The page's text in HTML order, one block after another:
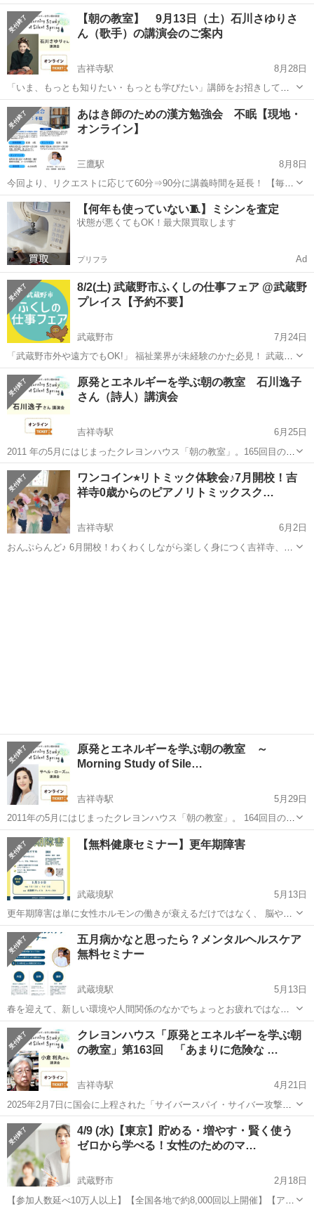
銀座 猫好き、文学・歴史ファン、比較文化に興味あり、聖地巡りマニ
ア、サブカル愛好家…みなさん集まって、楽しい時間を過ごしません
か。今回はいよいよ...
東京 武蔵野市 セミナー サブカル
【朝の教室】 9月13日（土）石川さゆりさ
ん（歌手）の講演会のご案内
吉祥寺駅
8月28日
「いま、もっとも知りたい・もっとも学びたい」講師をお招きしてお
送りする、朝の教室。 今回で167回目となります。わたしたちの暮ら
し、いのち・人生・人権に直につながるテーマを「自前」で考えるた
めの、ラジカルにしてデリケートな...
東京 武蔵野市 吉祥寺駅 セミナー 講演会
あはき師のための漢方勉強会 不眠【現地・
オンライン】
三鷹駅
8月8日
今回より、リクエストに応じて60分⇒90分に講義時間を延長！ 【毎月
開催】 あはき師の先生のための漢方勉強会 今回のテーマは不眠で
す。 【実践的な漢方の知識で、日々の臨床に即活用】 日々の施術に漢
方の視点を...
東京 武蔵野市 三鷹駅 セミナー オンライン
【何年も使っていない🧵】ミシンを査定
状態が悪くてもOK！最大限買取します
プリフラ Ad
8/2(土) 武蔵野市ふくしの仕事フェア @武蔵野
プレイス【予約不要】
武蔵野市
7月24日
「武蔵野市外や遠方でもOK!」 福祉業界が未経験のかた必見！ 武蔵野
市の福祉分野で働きたい人、または福祉の仕事に興味がある人のため
のイベントです。 介護・看護・リハビリ・保育などの福祉職や、ドラ
イバー、調理員などの仕事...
東京 武蔵野市 セミナー 会場
原発とエネルギーを学ぶ朝の教室 石川逸子
さん（詩人）講演会
吉祥寺駅
6月25日
2011 年の5月にはじまったクレヨンハウス「朝の教室」。165回目の
「朝の教室」の講師は、詩人の石川逸子さんです。 「遠くのできごと
に 人はうつくしく怒る」 （詩集『子どもと戦争』（新日本文学界出版
部）抄 「風」よ...
東京 武蔵野市 吉祥寺駅 セミナー 会場
ワンコイン⭐︎リトミック体験会♪7月開校！吉
祥寺0歳からのピアノリトミックスク…
吉祥寺駅
6月2日
おんぷらんど♪ 6月開校！わくわくしながら楽しく身につく吉祥寺、町
原発とエネルギーを学ぶ朝の教室 ～
Morning Study of Sile…
吉祥寺駅
5月29日
2011年の5月にはじまったクレヨンハウス「朝の教室」。 164回目の
「朝の教室」のご案内をお送りいたします。 講師は、俳優・タレン
ト・映画監督としても活躍する サヘル・ローズさんです。 「世界難民
の日」の翌日と...
東京 武蔵野市 吉祥寺駅 セミナー タレント
【無料健康セミナー】更年期障害
武蔵境駅
5月13日
更年期障害は単に女性ホルモンの働きが衰えるだけではなく、 脳や自
律神経にも影響を及ぼし非常に多様な症状が現れます。 人にもよりま
すが、長い方だと10年くらい続くこともあります。 本セミナーでは、
少人数で気軽に質問ができ...
東京 武蔵野市 武蔵境駅 セミナー 無料
五月病かなと思ったら？メンタルヘルスケア
無料セミナー
武蔵境駅
5月13日
春を迎えて、新しい環境や人間関係のなかでちょっとお疲れではない
ですか？ 本セミナーでは、ストレスが過剰になって、不安、不眠、ち
ょっと寝れない、なんだか体調が悪いといった心配がある方を対象
に、 ストレス対策やメンタルヘ...
東京 武蔵野市 武蔵境駅 セミナー 無料
クレヨンハウス「原発とエネルギーを学ぶ朝
の教室」第163回 「あまりに危険な …
吉祥寺駅
4月21日
2025年2月7日に国会に上程された「サイバースパイ・サイバー攻撃法
案」＊は、当事者の同意がなくても、電話やメールなどの内容を、警
察、自衛隊などが取得することを許すものです。サイバー犯罪やサイ
バー攻撃を防ぐため、という表向き...
東京 武蔵野市 吉祥寺駅 セミナー エネルギー
4/9 (水)【東京】貯める・増やす・賢く使う
ゼロから学べる！女性のためのマ…
武蔵野市
2月18日
【参加人数延べ10万人以上】【全国各地で約8,000回以上開催】【アン